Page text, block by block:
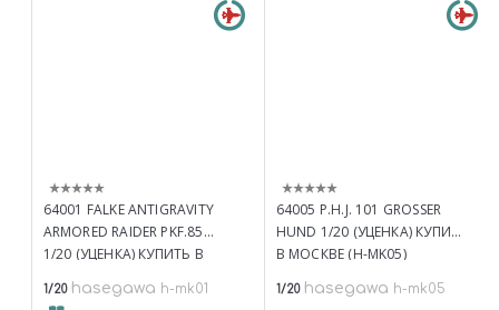
64001 FALKE ANTIGRAVITY
ARMORED RAIDER PKF.85
1/20 (УЦЕНКА) КУПИТЬ В
БРОНЕТЕХНИКА И
1/20 hasegawa h-mk01
64005 P.H.J. 101 GROSSER
HUND 1/20 (УЦЕНКА) КУПИТЬ
В МОСКВЕ (H-MK05)
1/20 hasegawa h-mk05